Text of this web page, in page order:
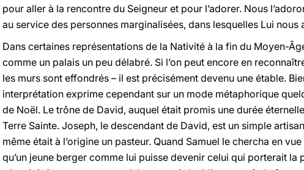
pour aller à la rencontre du Seigneur et pour l’adorer. Nous
au service des personnes marginalisées, dans lesquelles Lui nous
Dans certaines représentations de la Nativité à la fin du Moyen-
comme un palais un peu délabré. Si l’on peut encore en
les murs sont effondrés – il est précisément devenu une étable.
interprétation exprime cependant sur un mode métaphorique
de Noël. Le trône de David, auquel était promis une durée
Terre Sainte. Joseph, le descendant de David, est un simple
même était à l’origine un pasteur. Quand Samuel le chercha en
qu’un jeune berger comme lui puisse devenir celui qui porterait la